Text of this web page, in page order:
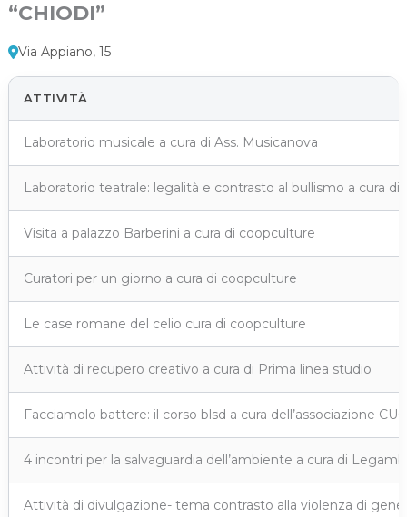
“CHIODI”
Via Appiano, 15
ATTIVITÀ
Laboratorio musicale a cura di Ass. Musicanova
Laboratorio teatrale: legalità e contrasto al bullismo a cura di
Visita a palazzo Barberini a cura di coopculture
Curatori per un giorno a cura di coopculture
Le case romane del celio cura di coopculture
Attività di recupero creativo a cura di Prima linea studio
Facciamolo battere: il corso blsd a cura dell’associazione
4 incontri per la salvaguardia dell’ambiente a cura di
Attività di divulgazione- tema contrasto alla violenza di